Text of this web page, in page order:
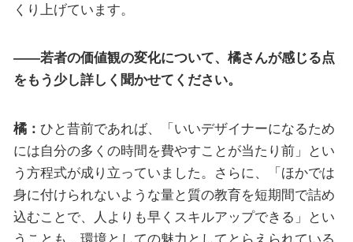
くり上げています。
――若者の価値観の変化について、橘さんが感じる点
をもう少し詳しく聞かせてください。
橘： ひと昔前であれば、「いいデザイナーになるため
には自分の多くの時間を費やすことが当たり前」とい
う方程式が成り立っていました。さらに、「ほかでは
身に付けられないような量と質の教育を短期間で詰め
込むことで、人よりも早くスキルアップできる」とい
うことも、環境としての魅力としてとらえられている